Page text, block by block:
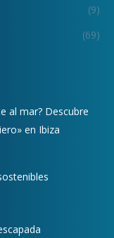
(9)
(69)
al mar? Descubre
en Ibiza